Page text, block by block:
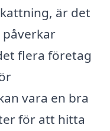
är det
flera företag
vara en bra
för att hitta